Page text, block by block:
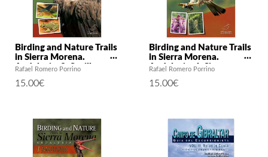
Birding and Nature Trails
in Sierra Morena.
Andalusia: 3. Seville
Rafael Romero Porrino
15.00€
Birding and Nature Trails
in Sierra Morena.
Andalusia: 4. Sierra
Rafael Romero Porrino
15.00€